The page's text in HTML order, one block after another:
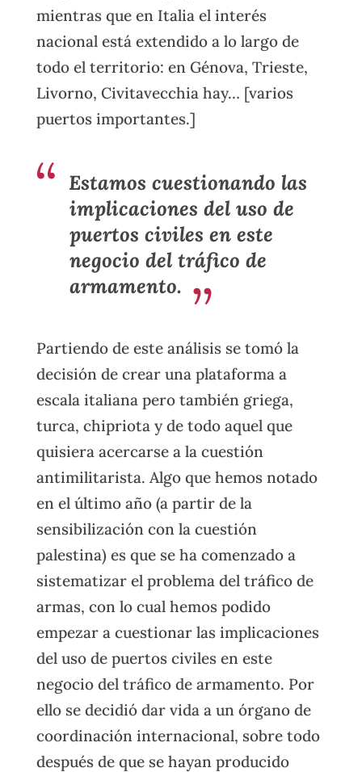
mientras que en Italia el interés
nacional está extendido a lo largo de
todo el territorio: en Génova, Trieste,
Livorno, Civitavecchia hay… [varios
puertos importantes.]
Estamos cuestionando las
implicaciones del uso de
puertos civiles en este
negocio del tráfico de
armamento.
Partiendo de este análisis se tomó la
decisión de crear una plataforma a
escala italiana pero también griega,
turca, chipriota y de todo aquel que
quisiera acercarse a la cuestión
antimilitarista. Algo que hemos notado
en el último año (a partir de la
sensibilización con la cuestión
palestina) es que se ha comenzado a
sistematizar el problema del tráfico de
armas, con lo cual hemos podido
empezar a cuestionar las implicaciones
del uso de puertos civiles en este
negocio del tráfico de armamento. Por
ello se decidió dar vida a un órgano de
coordinación internacional, sobre todo
después de que se hayan producido